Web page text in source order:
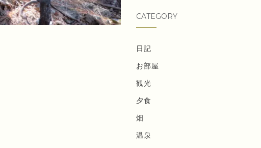
CATEGORY
日記
お部屋
観光
夕食
畑
温泉